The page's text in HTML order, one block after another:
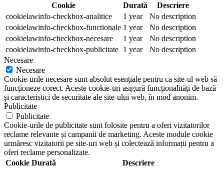
Cookie
Durată
Descriere
cookielawinfo-checkbox-analitice
1 year
No description
cookielawinfo-checkbox-functionale 1 year
No description
cookielawinfo-checkbox-necesare
1 year
No description
cookielawinfo-checkbox-publicitate 1 year
No description
Necesare
Necesare
Cookie-urile necesare sunt absolut esențiale pentru ca site-ul web să
funcționeze corect. Aceste cookie-uri asigură funcționalități de bază
și caracteristici de securitate ale site-ului web, în mod anonim.
Publicitate
Publicitate
Cookie-urile de publicitate sunt folosite pentru a oferi vizitatorilor
reclame relevante și campanii de marketing. Aceste module cookie
urmăresc vizitatorii pe site-uri web și colectează informații pentru a
oferi reclame personalizate.
Cookie Durată Descriere